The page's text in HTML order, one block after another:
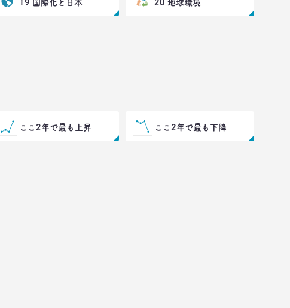
19 国際化と日本 20 地球環境
ここ2年で最も上昇 ここ2年で最も下降